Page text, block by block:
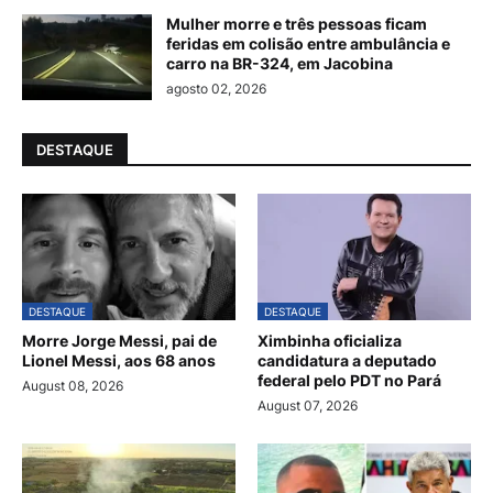
Mulher morre e três pessoas ficam
feridas em colisão entre ambulância e
carro na BR-324, em Jacobina
agosto 02, 2026
DESTAQUE
DESTAQUE
Morre Jorge Messi, pai de
Lionel Messi, aos 68 anos
August 08, 2026
DESTAQUE
Ximbinha oficializa
candidatura a deputado
federal pelo PDT no Pará
August 07, 2026